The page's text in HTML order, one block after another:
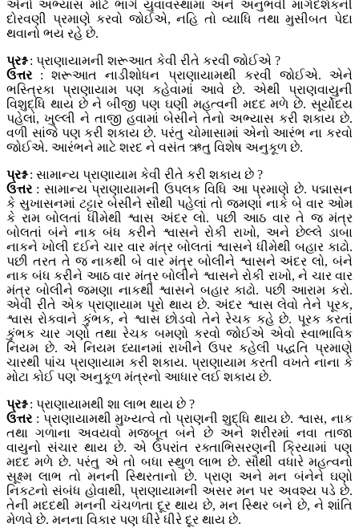
એનો અભ્યાસ મોટે ભાગે યુવાવસ્થામાં અને અનુભવી માર્ગદર્શકની
દોરવણી પ્રમાણે કરવો જોઈએ, નહિ તો વ્યાધિ તથા મુસીબત પેદા
થવાનો ભય રહે છે.
પ્રશ્ન: પ્રાણાયામની શરૂઆત કેવી રીતે કરવી જોઈએ ?
ઉત્તર: શરૂઆત નાડીશોધન પ્રાણાયામથી કરવી જોઈએ. એને
ભસ્ત્રિકા પ્રાણાયામ પણ કહેવામાં આવે છે. એથી પ્રાણવાયુની
વિશુદ્ધિ થાય છે ને બીજી પણ ઘણી મહત્વની મદદ મળે છે. સૂર્યોદય
પહેલાં, ખુલ્લી ને તાજી હવામાં બેસીને તેનો અભ્યાસ કરી શકાય છે.
વળી સાંજે પણ કરી શકાય છે. પરંતુ ચોમાસામાં એનો આરંભ ના કરવો
જોઈએ. આરંભને માટે શરદ ને વસંત ઋતુ વિશેષ અનુકૂળ છે.
પ્રશ્ન: સામાન્ય પ્રાણાયામ કેવી રીતે કરી શકાય છે ?
ઉત્તર: સામાન્ય પ્રાણાયામની ઉપલક વિધિ આ પ્રમાણે છે. પદ્માસન
કે સુખાસનમાં ટટ્ટાર બેસીને સૌથી પહેલાં તો જમણાં નાકે બે વાર ઓમ
કે રામ બોલતાં ધીમેથી શ્વાસ અંદર લો. પછી આઠ વાર તે જ મંત્ર
બોલતાં બંને નાક બંધ કરીને શ્વાસને રોકી રાખો, અને છેલ્લે ડાબા
નાકને ખોલી દઈને ચાર વાર મંત્ર બોલતાં શ્વાસને ધીમેથી બહાર કાઢો.
પછી તરત તે જ નાકથી બે વાર મંત્ર બોલીને શ્વાસને અંદર લો, બંને
નાક બંધ કરીને આઠ વાર મંત્ર બોલીને શ્વાસને રોકી રાખો, ને ચાર વાર
મંત્ર બોલીને જમણા નાકથી શ્વાસને બહાર કાઢો. પછી આરામ કરો.
એવી રીતે એક પ્રાણાયામ પૂરો થાય છે. અંદર શ્વાસ લેવો તેને પૂરક,
શ્વાસ રોકવાને કુંભક, ને શ્વાસ છોડવો તેને રેચક કહે છે. પૂરક કરતાં
કુંભક ચાર ગણો તથા રેચક બમણો કરવો જોઈએ એવો સ્વાભાવિક
નિયમ છે. એ નિયમ ધ્યાનમાં રાખીને ઉપર કહેલી પદ્ધતિ પ્રમાણે
ચારથી પાંચ પ્રાણાયામ કરી શકાય. પ્રાણાયામ કરતી વખતે નાના કે
મોટા કોઈ પણ અનુકૂળ મંત્રનો આધાર લઈ શકાય છે.
પ્રશ્ન: પ્રાણાયામથી શા લાભ થાય છે ?
ઉત્તર: પ્રાણાયામથી મુખ્યત્વે તો પ્રાણની શુદ્ધિ થાય છે. શ્વાસ, નાક
તથા ગળાના અવયવો મજબૂત બને છે અને શરીરમાં નવા તાજા
વાયુનો સંચાર થાય છે. એ ઉપરાંત રક્તાભિસરણની ક્રિયામાં પણ
મદદ મળે છે. પરંતુ એ તો બધા સ્થુળ લાભ છે. સૌથી વધારે મહત્વનો
સૂક્ષ્મ લાભ તો મનની સ્થિરતાનો છે. પ્રાણ અને મન બંનેને ઘણો
નિકટનો સંબંધ હોવાથી, પ્રાણાયામની અસર મન પર અવશ્ય પડે છે.
તેની મદદથી મનની ચંચળતા દૂર થાય છે, મન સ્થિર બને છે, ને શાંતિ
મેળવે છે. મનના વિકાર પણ ધીરે ધીરે દૂર થાય છે.